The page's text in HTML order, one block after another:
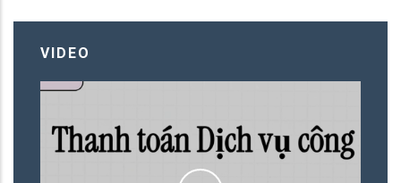
VIDEO